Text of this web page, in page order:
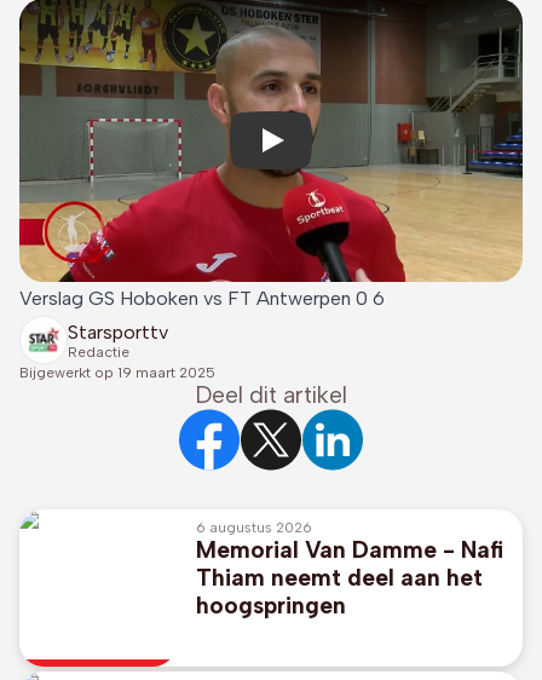
Play
Verslag GS Hoboken vs FT Antwerpen 0 6
Starsporttv
Redactie
Bijgewerkt op 19 maart 2025
Deel dit artikel
6 augustus 2026
Memorial Van Damme - Nafi
Thiam neemt deel aan het
hoogspringen